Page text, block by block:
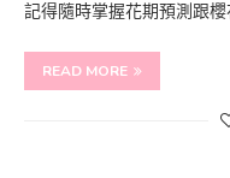
記得隨時掌握花期預測跟
READ MORE